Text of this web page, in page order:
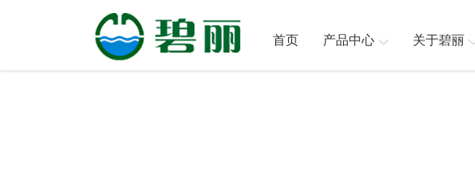
首页
产品中心 关于碧丽
产